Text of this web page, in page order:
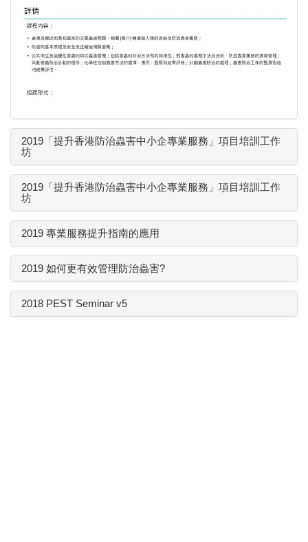
2019「提升香港防治蟲害中小企專業服務」項目培訓工作
坊
2019「提升香港防治蟲害中小企專業服務」項目培訓工作
坊
2019 專業服務提升指南的應用
2019 如何更有效管理防治蟲害?
2018 PEST Seminar v5